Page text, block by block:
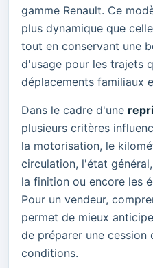
gamme Renault. Ce
plus dynamique que
tout en conservant une
d'usage pour les trajets
déplacements familiaux
Dans le cadre d'une
plusieurs critères
la motorisation, le
circulation, l'état
la finition ou encore les
Pour un vendeur,
permet de mieux
de préparer une cession
conditions.